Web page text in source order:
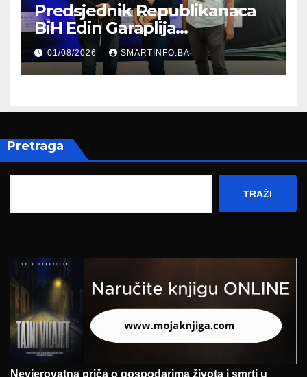
Predsjednik Republikanaca
BiH Edin Garaplija
prisustvovao prezentaciji
Federalnog sajma
zapošljavanja
01/08/2026 SMARTINFO.BA
Pretraga
TRAŽI
Nevjerovatna priča o gospodarima života i smrti u